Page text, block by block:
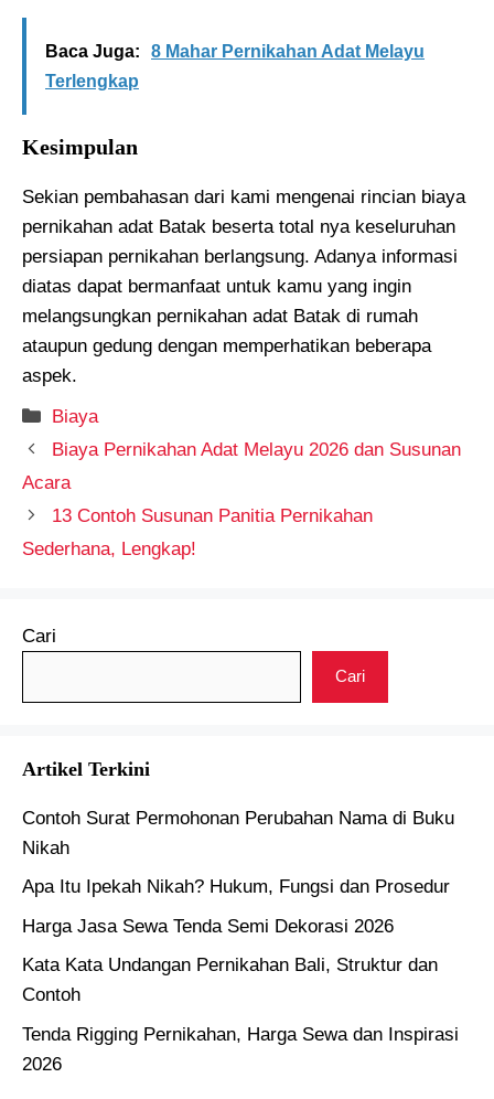
Baca Juga:
8 Mahar Pernikahan Adat Melayu
Terlengkap
Kesimpulan
Sekian pembahasan dari kami mengenai rincian biaya
pernikahan adat Batak beserta total nya keseluruhan
persiapan pernikahan berlangsung. Adanya informasi
diatas dapat bermanfaat untuk kamu yang ingin
melangsungkan pernikahan adat Batak di rumah
ataupun gedung dengan memperhatikan beberapa
aspek.
Kategori
Biaya
Biaya Pernikahan Adat Melayu 2026 dan Susunan
Acara
13 Contoh Susunan Panitia Pernikahan
Sederhana, Lengkap!
Cari
Cari
Artikel Terkini
Contoh Surat Permohonan Perubahan Nama di Buku
Nikah
Apa Itu Ipekah Nikah? Hukum, Fungsi dan Prosedur
Harga Jasa Sewa Tenda Semi Dekorasi 2026
Kata Kata Undangan Pernikahan Bali, Struktur dan
Contoh
Tenda Rigging Pernikahan, Harga Sewa dan Inspirasi
2026